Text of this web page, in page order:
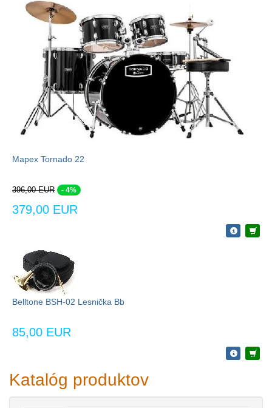
Mapex Tornado 22
396,00 EUR - 4%
379,00 EUR
Belltone BSH-02 Lesnička Bb
85,00 EUR
Katalóg produktov